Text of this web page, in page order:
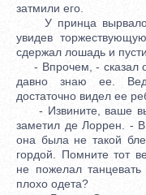
затмили его.
У принца
увидев
сдержал лошадь и
- Впрочем, - сказал
давно знаю ее.
достаточно видел ее
- Извините, ваше
заметил де Лоррен. - В
она была не такой
гордой. Помните тот
не пожелал
плохо одета?